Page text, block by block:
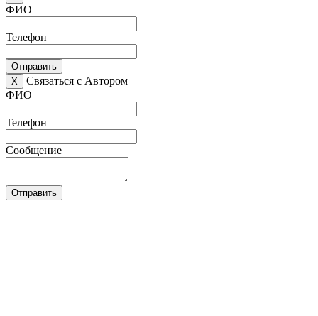
ФИО
Телефон
Отправить
X
Связаться с Автором
ФИО
Телефон
Сообщение
Отправить